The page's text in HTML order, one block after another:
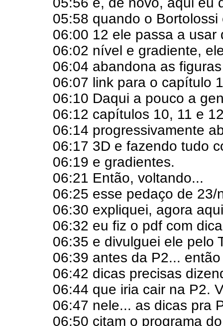
05:58 quando o
06:00 12 ele passa a usar
06:02 nível e gradiente,
06:04 abandona as
06:07 link para o capítulo
06:10 Daqui a pouco a
06:12 capítulos 10, 11 e
06:14 progressivamente
06:17 3D e fazendo tudo
06:19 e gradientes.
06:21 Então, voltando...
06:25 esse pedaço de 23/
06:30 expliquei, agora
06:32 eu fiz o pdf com
06:35 e divulguei ele pelo
06:39 antes da P2...
06:42 dicas precisas
06:44 que iria cair na P2.
06:47 nele... as dicas pra
06:50 citam o programa